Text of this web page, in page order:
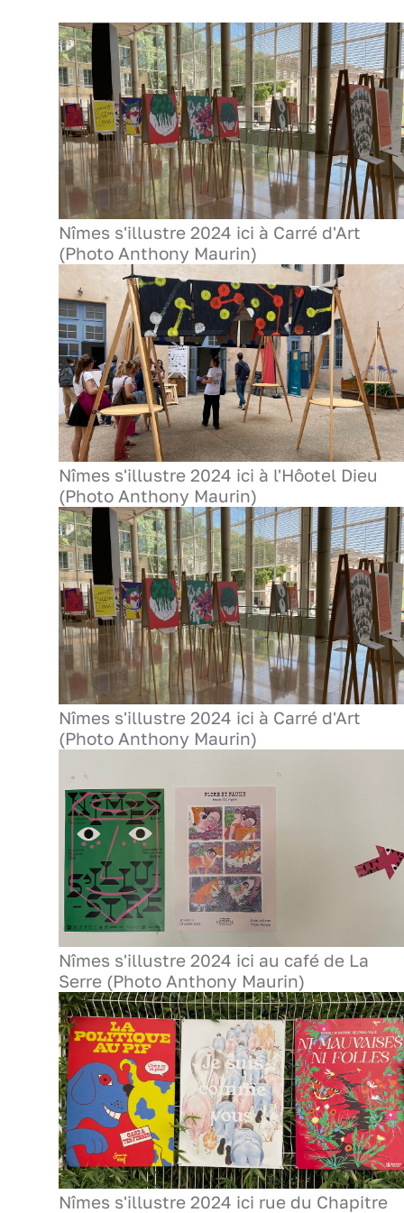
Nîmes s'illustre 2024 ici à Carré d'Art
(Photo Anthony Maurin)
Nîmes s'illustre 2024 ici à l'Hôotel Dieu
(Photo Anthony Maurin)
Nîmes s'illustre 2024 ici à Carré d'Art
(Photo Anthony Maurin)
Nîmes s'illustre 2024 ici au café de La
Serre (Photo Anthony Maurin)
Nîmes s'illustre 2024 ici rue du Chapitre